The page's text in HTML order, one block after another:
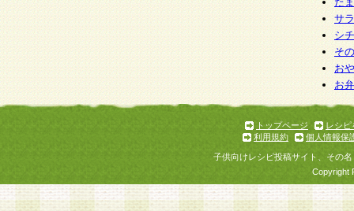
6.当社は、お客様から当社が保有している個人情
加・ 利用停止等を求められた場合には、ご本人
て確認できた場合に限り、法令に準拠して合理的
いただきます。なお、開示 請求等の請求先は個
ります。
1.会員とは、本規約等を承諾のうえ、当社所定の
了し、当社が承認した者、グループとします。な
が以下に該当する場合は会員登録をすることがで
サ
シ
そ
お
お
トップページ
レシピ
利用規約
個人情報保
子供向けレシピ投稿サイト、その
Copyright